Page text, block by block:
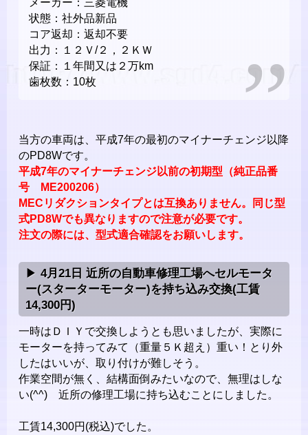
メーカー：三菱電機
状態：社外品新品
コア返却：返却不要
出力：１２Ｖ/２，２ＫＷ
保証：１年間又は２万km
歯枚数：10枚
当方の車両は、平成7年の最初のマイナーチェンジ以降
のPD8Wです。
平成7年のマイナーチェンジ以前の初期型（純正品番
号 ME200206）
MECリダクションタイプとは互換ありません。同じ型
式PD8Wでも異なりますので注意が必要です。
注文の際には、型式適合確認をお願いします。
4月21日 近所の自動車修理工場へセルモータ
ー(スターターモーター)を持ち込み交換(工賃
14,300円)
一時はＤＩＹで交換しようとも思いましたが、実際に
モーターを持ってみて（重量５Ｋ超え）重い！とり外
したはいいが、取り付けが難しそう。
作業空間が無く、結構面倒みたいなので、無理はしな
い(^^) 近所の修理工場に持ち込むことにしました。
工賃14,300円(税込)でした。